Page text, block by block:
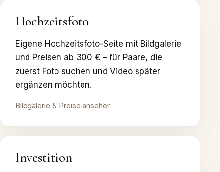
Hochzeitsfoto
Eigene Hochzeitsfoto-Seite mit Bildgalerie
und Preisen ab 300 € – für Paare, die
zuerst Foto suchen und Video später
ergänzen möchten.
Bildgalerie & Preise ansehen
Investition